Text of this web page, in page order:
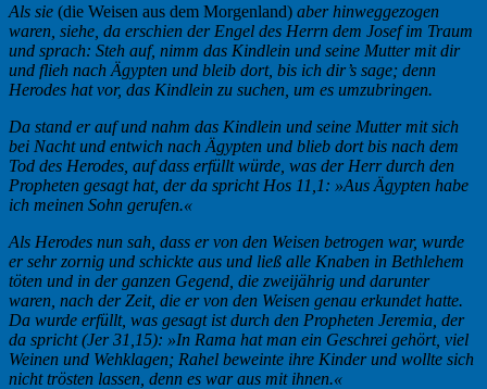
Als sie (die Weisen aus dem Morgenland) aber hinweggezogen
waren, siehe, da erschien der Engel des Herrn dem Josef im Traum
und sprach: Steh auf, nimm das Kindlein und seine Mutter mit dir
und flieh nach Ägypten und bleib dort, bis ich dir’s sage; denn
Herodes hat vor, das Kindlein zu suchen, um es umzubringen.
Da stand er auf und nahm das Kindlein und seine Mutter mit sich
bei Nacht und entwich nach Ägypten und blieb dort bis nach dem
Tod des Herodes, auf dass erfüllt würde, was der Herr durch den
Propheten gesagt hat, der da spricht Hos 11,1: »Aus Ägypten habe
ich meinen Sohn gerufen.«
Als Herodes nun sah, dass er von den Weisen betrogen war, wurde
er sehr zornig und schickte aus und ließ alle Knaben in Bethlehem
töten und in der ganzen Gegend, die zweijährig und darunter
waren, nach der Zeit, die er von den Weisen genau erkundet hatte.
Da wurde erfüllt, was gesagt ist durch den Propheten Jeremia, der
da spricht (Jer 31,15): »In Rama hat man ein Geschrei gehört, viel
Weinen und Wehklagen; Rahel beweinte ihre Kinder und wollte sich
nicht trösten lassen, denn es war aus mit ihnen.«